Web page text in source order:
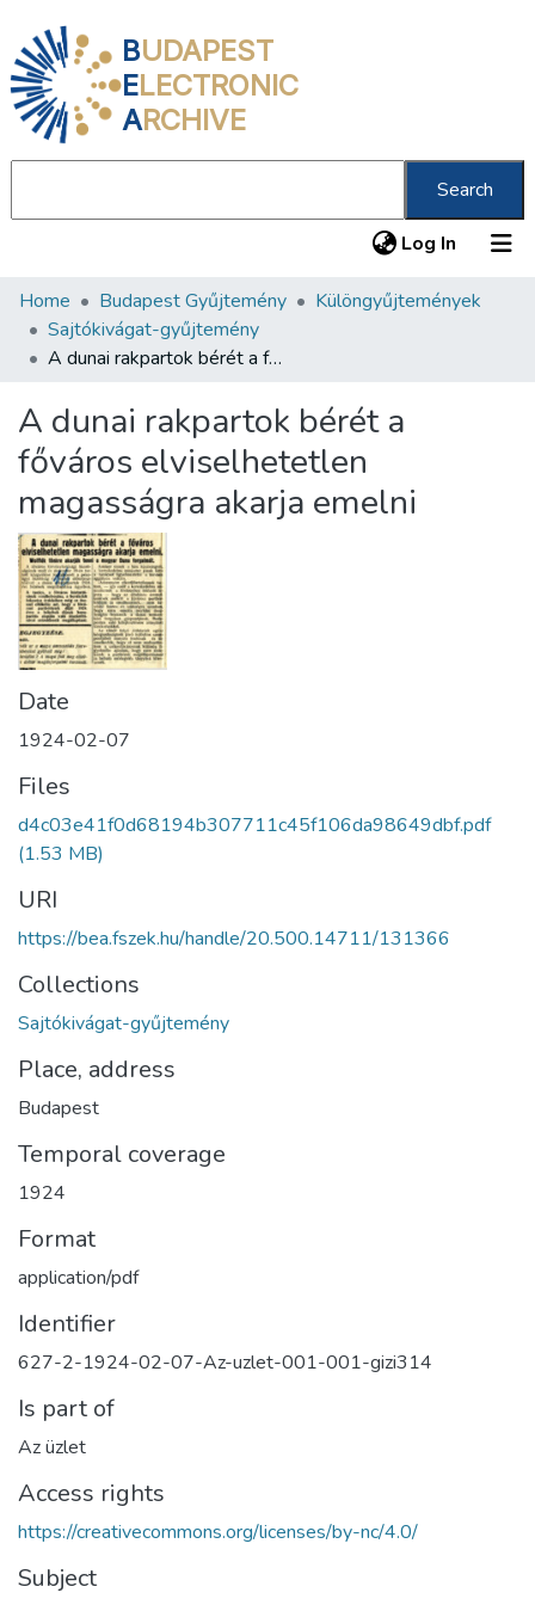
BUDAPEST
ELECTRONIC
ARCHIVE
Search
Log In (current)
Communities & Collections
All of DSpace
About us
Home Budapest Gyűjtemény
Különgyűjtemények
Sajtókivágat-gyűjtemény
A dunai rakpartok bérét a főváros elviselhetetlen magasságra akarja emelni
A dunai rakpartok bérét a
főváros elviselhetetlen
magasságra akarja emelni
Date
1924-02-07
Files
d4c03e41f0d68194b307711c45f106da98649dbf.pdf
(1.53 MB)
URI
https://bea.fszek.hu/handle/20.500.14711/131366
Collections
Sajtókivágat-gyűjtemény
Place, address
Budapest
Temporal coverage
1924
Format
application/pdf
Identifier
627-2-1924-02-07-Az-uzlet-001-001-gizi314
Is part of
Az üzlet
Access rights
https://creativecommons.org/licenses/by-nc/4.0/
Subject